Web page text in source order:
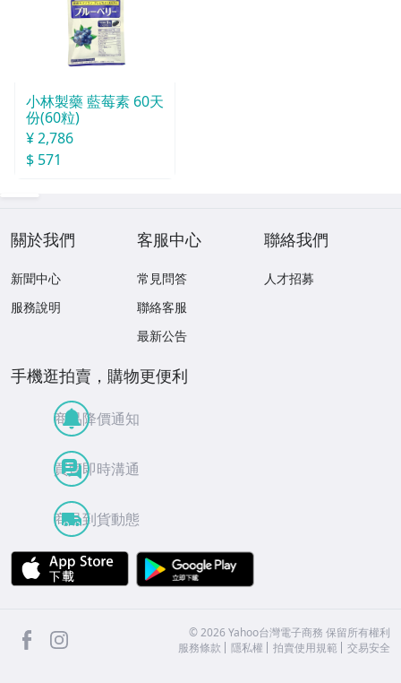
小林製藥 藍莓素 60天
份(60粒)
¥ 2,786
$ 571
關於我們
新聞中心
服務說明
客服中心
常見問答
聯絡客服
最新公告
聯絡我們
人才招募
手機逛拍賣，購物更便利
商品降價通知
買賣即時溝通
商品到貨動態
APP Store
facebook ©2026 Yahoo台灣電子商務 保留所有權利
服務條款
隱私權 拍賣使用規範 交易安全